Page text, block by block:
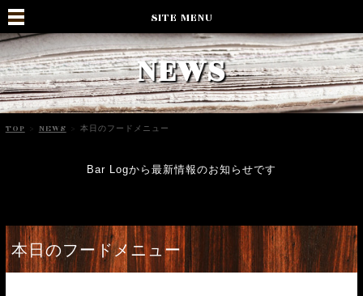
SITE MENU
NEWS
TOP > NEWS > 本日のフードメニュー
Bar Logから最新情報のお知らせです
本日のフードメニュー